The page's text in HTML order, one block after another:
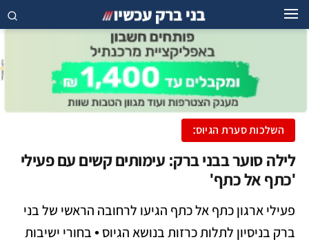
השלכות סערת הגיוס:
לילה סוער בבני ברק: עימותים קשים עם פעילי
'כתף אל כתף'
פעילי ארגון כתף אל כתף הגיעו לרחובה הראשי של בני
ברק בניסיון לתלות כרזות בנושא הגיוס • בחורי ישיבות